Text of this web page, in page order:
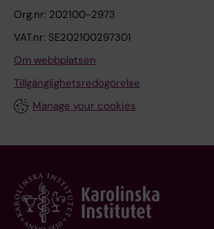
Org.nr: 202100-2973
VAT.nr: SE202100297301
Om webbplatsen
Tillgänglighetsredogörelse
Manage your cookies